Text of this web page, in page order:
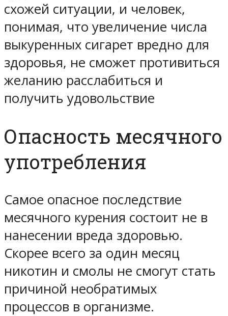
схожей ситуации, и человек,
понимая, что увеличение числа
выкуренных сигарет вредно для
здоровья, не сможет противиться
желанию расслабиться и
получить удовольствие
Опасность месячного
употребления
Самое опасное последствие
месячного курения состоит не в
нанесении вреда здоровью.
Скорее всего за один месяц
никотин и смолы не смогут стать
причиной необратимых
процессов в организме.